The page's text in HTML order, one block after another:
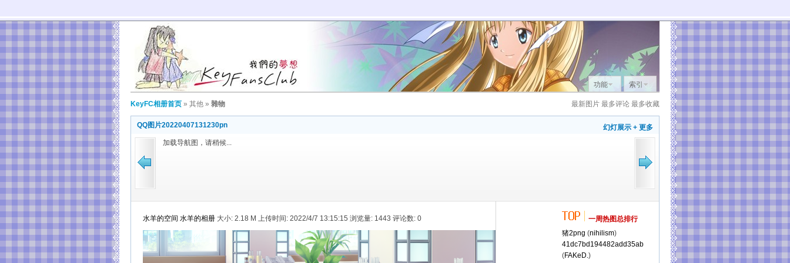
功能 索引
最新图片 最多评论 最多收藏
KeyFC相册首页 » 其他 » 雜物
幻灯展示 + 更多
QQ图片20220407131230pn
加载导航图，请稍候...
水羊的空间 水羊的相册 大小: 2.18 M 上传时间: 2022/4/7 13:15:15 浏览量: 1443 评论数: 0
一周热图总排行
猪2png (nihilism)
41dc7bd194482add35ab
(FAKeD.)